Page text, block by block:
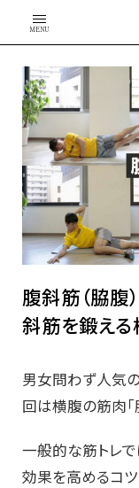
MENU
腹斜筋（脇腹
斜筋を鍛え
男女問わず人気の
回は横腹の筋肉「
一般的な筋トレで
効果を高めるコツ